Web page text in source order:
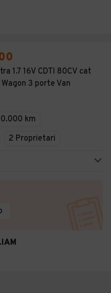
1.7 16V CDTI 80CV cat
3 porte Van
km
2 Proprietari